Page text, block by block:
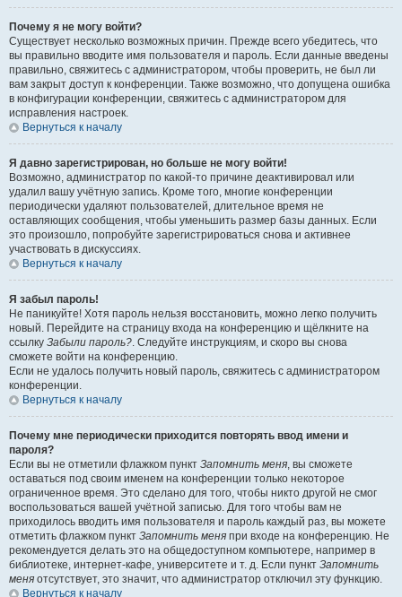
Почему я не могу войти?
Существует несколько возможных причин. Прежде всего убедитесь, что
вы правильно вводите имя пользователя и пароль. Если данные введены
правильно, свяжитесь с администратором, чтобы проверить, не был ли
вам закрыт доступ к конференции. Также возможно, что допущена ошибка
в конфигурации конференции, свяжитесь с администратором для
исправления настроек.
Вернуться к началу
Я давно зарегистрирован, но больше не могу войти!
Возможно, администратор по какой-то причине деактивировал или
удалил вашу учётную запись. Кроме того, многие конференции
периодически удаляют пользователей, длительное время не
оставляющих сообщения, чтобы уменьшить размер базы данных. Если
это произошло, попробуйте зарегистрироваться снова и активнее
участвовать в дискуссиях.
Вернуться к началу
Я забыл пароль!
Не паникуйте! Хотя пароль нельзя восстановить, можно легко получить
новый. Перейдите на страницу входа на конференцию и щёлкните на
ссылку Забыли пароль?. Следуйте инструкциям, и скоро вы снова
сможете войти на конференцию.
Если не удалось получить новый пароль, свяжитесь с администратором
конференции.
Вернуться к началу
Почему мне периодически приходится повторять ввод имени и
пароля?
Если вы не отметили флажком пункт Запомнить меня, вы сможете
оставаться под своим именем на конференции только некоторое
ограниченное время. Это сделано для того, чтобы никто другой не смог
воспользоваться вашей учётной записью. Для того чтобы вам не
приходилось вводить имя пользователя и пароль каждый раз, вы можете
отметить флажком пункт Запомнить меня при входе на конференцию. Не
рекомендуется делать это на общедоступном компьютере, например в
библиотеке, интернет-кафе, университете и т. д. Если пункт Запомнить
меня отсутствует, это значит, что администратор отключил эту функцию.
Вернуться к началу